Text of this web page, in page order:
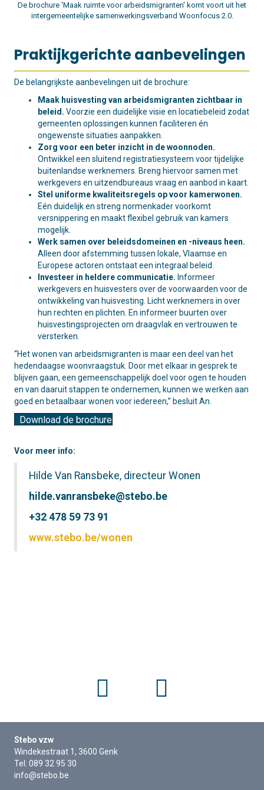
De brochure 'Maak ruimte voor arbeidsmigranten' komt voort uit het
intergemeentelijke samenwerkingsverband Woonfocus 2.0.
Praktijkgerichte aanbevelingen
De belangrijkste aanbevelingen uit de brochure:
Maak huisvesting van arbeidsmigranten zichtbaar in
beleid. Voorzie een duidelijke visie en locatiebeleid zodat
gemeenten oplossingen kunnen faciliteren én
ongewenste situaties aanpakken.
Zorg voor een beter inzicht in de woonnoden.
Ontwikkel een sluitend registratiesysteem voor tijdelijke
buitenlandse werknemers. Breng hiervoor samen met
werkgevers en uitzendbureaus vraag en aanbod in kaart.
Stel uniforme kwaliteitsregels op voor kamerwonen.
Eén duidelijk en streng normenkader voorkomt
versnippering en maakt flexibel gebruik van kamers
mogelijk.
Werk samen over beleidsdomeinen en -niveaus heen.
Alleen door afstemming tussen lokale, Vlaamse en
Europese actoren ontstaat een integraal beleid.
Investeer in heldere communicatie. Informeer
werkgevers en huisvesters over de voorwaarden voor de
ontwikkeling van huisvesting. Licht werknemers in over
hun rechten en plichten. En informeer buurten over
huisvestingsprojecten om draagvlak en vertrouwen te
versterken.
“Het wonen van arbeidsmigranten is maar een deel van het
hedendaagse woonvraagstuk. Door met elkaar in gesprek te
blijven gaan, een gemeenschappelijk doel voor ogen te houden
en van daaruit stappen te ondernemen, kunnen we werken aan
goed en betaalbaar wonen voor iedereen,” besluit An.
Download de brochure
Voor meer info:
Hilde Van Ransbeke, directeur Wonen
hilde.vanransbeke@stebo.be
+32 478 59 73 91
www.stebo.be/wonen
Stebo vzw
Windekestraat 1, 3600 Genk
Tel: 089 32 95 30
info@stebo.be